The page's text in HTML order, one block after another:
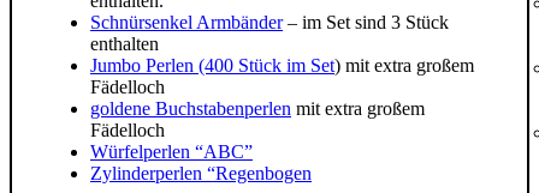
Schnürsenkel Armbänder– im Set sind 3 Stück
enthalten
Jumbo Perlen (400 Stück im Set) mit extra großem
Fädelloch
goldene Buchstabenperlen mit extra großem
Fädelloch
Würfelperlen “ABC”
Zylinderperlen “Regenbogen